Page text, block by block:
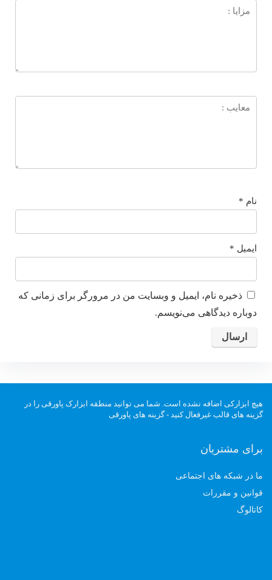
نام *
ایمیل *
ذخیره نام، ایمیل و وبسایت من در مرورگر برای زمانی که
دوباره دیدگاهی می‌نویسم.
هیچ ابزارکی اضافه نشده است. شما می توانید منطقه ابزارک پاورقی را در
گزینه های قالب غیرفعال کنید - گزینه های پاورقی
برای مشتریان
ما در شبکه های اجتماعی
قوانین و مقررات
کاتالوگ